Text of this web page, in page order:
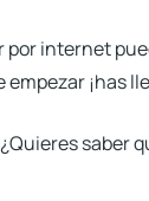
por internet
¡has
saber